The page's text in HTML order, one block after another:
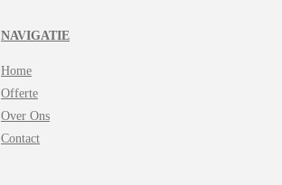
s
p
p
NAVIGATIE
Home
Offerte
Over Ons
Contact